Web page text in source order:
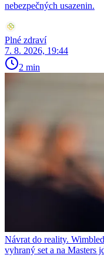
nebezpečných usazenin.
Plné zdraví
7. 8. 2026, 19:44
2 min
Návrat do reality.
vyhraný set a na Masters